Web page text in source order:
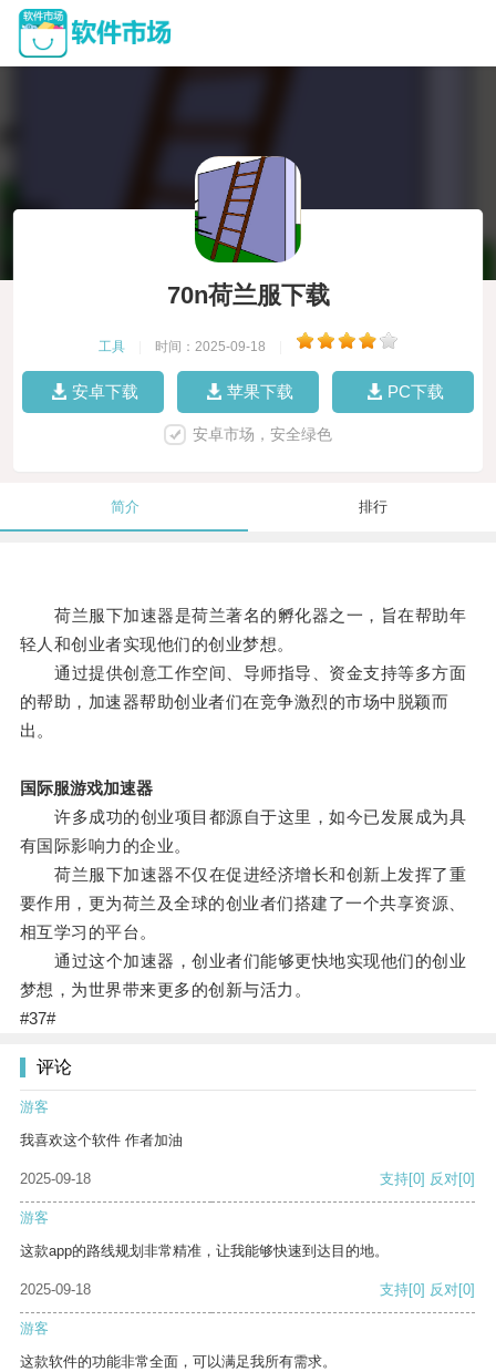
70n荷兰服下载
工具 时间：2025-09-18
安卓下载 苹果下载 PC下载
安卓市场，安全绿色
简介 排行
荷兰服下加速器是荷兰著名的孵化器之一，旨在帮助年
轻人和创业者实现他们的创业梦想。
通过提供创意工作空间、导师指导、资金支持等多方面
的帮助，加速器帮助创业者们在竞争激烈的市场中脱颖而
出。
国际服游戏加速器
许多成功的创业项目都源自于这里，如今已发展成为具
有国际影响力的企业。
荷兰服下加速器不仅在促进经济增长和创新上发挥了重
要作用，更为荷兰及全球的创业者们搭建了一个共享资源、
相互学习的平台。
通过这个加速器，创业者们能够更快地实现他们的创业
梦想，为世界带来更多的创新与活力。
#37#
评论
游客
我喜欢这个软件 作者加油
2025-09-18 支持[0] 反对[0]
游客
这款app的路线规划非常精准，让我能够快速到达目的地。
2025-09-18 支持[0] 反对[0]
游客
这款软件的功能非常全面，可以满足我所有需求。